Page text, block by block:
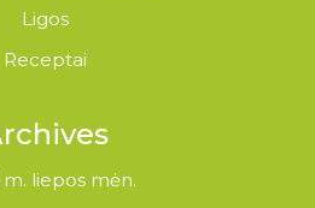
Ligos
Receptai
liepos mėn.